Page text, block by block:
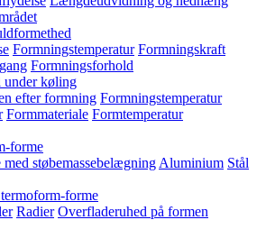
Formningstemperatur Formningskraft
Formningsforhold
under køling
efter formning Formningstemperatur
Formmateriale Formtemperatur
forme
med støbemassebelægning Aluminium Stål
forme
Radier Overfladeruhed på formen